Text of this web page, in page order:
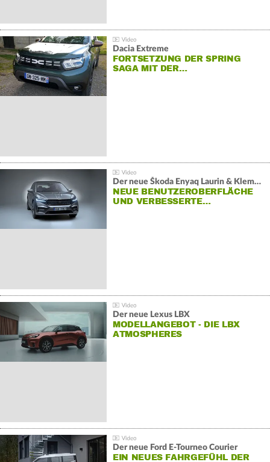
Dacia Extreme
FORTSETZUNG DER SPRING
SAGA MIT DER…
Der neue Škoda Enyaq Laurin & Klement
NEUE BENUTZEROBERFLÄCHE
UND VERBESSERTE…
Der neue Lexus LBX
MODELLANGEBOT - DIE LBX
ATMOSPHERES
Der neue Ford E-Tourneo Courier
EIN NEUES FAHRGEFÜHL DER